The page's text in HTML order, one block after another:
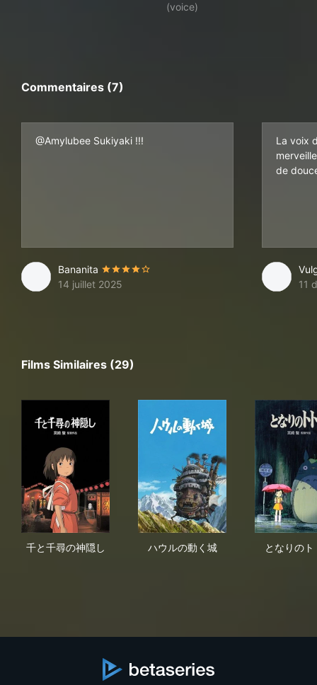
(voice)
Commentaires (7)
@Amylubee Sukiyaki !!!
Bananita
14 juillet 2025
La voix
de
11
Films Similaires (29)
千と千尋の神隠し ハウルの動く城 となりのト